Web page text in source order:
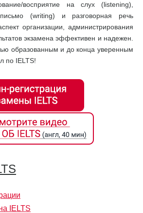
восприятие на слух (listening),
(writing) и разговорная речь
организации, администрирования
экзамена эффективен и надежен.
образованным и до конца уверенным
по IELTS!
IELTS